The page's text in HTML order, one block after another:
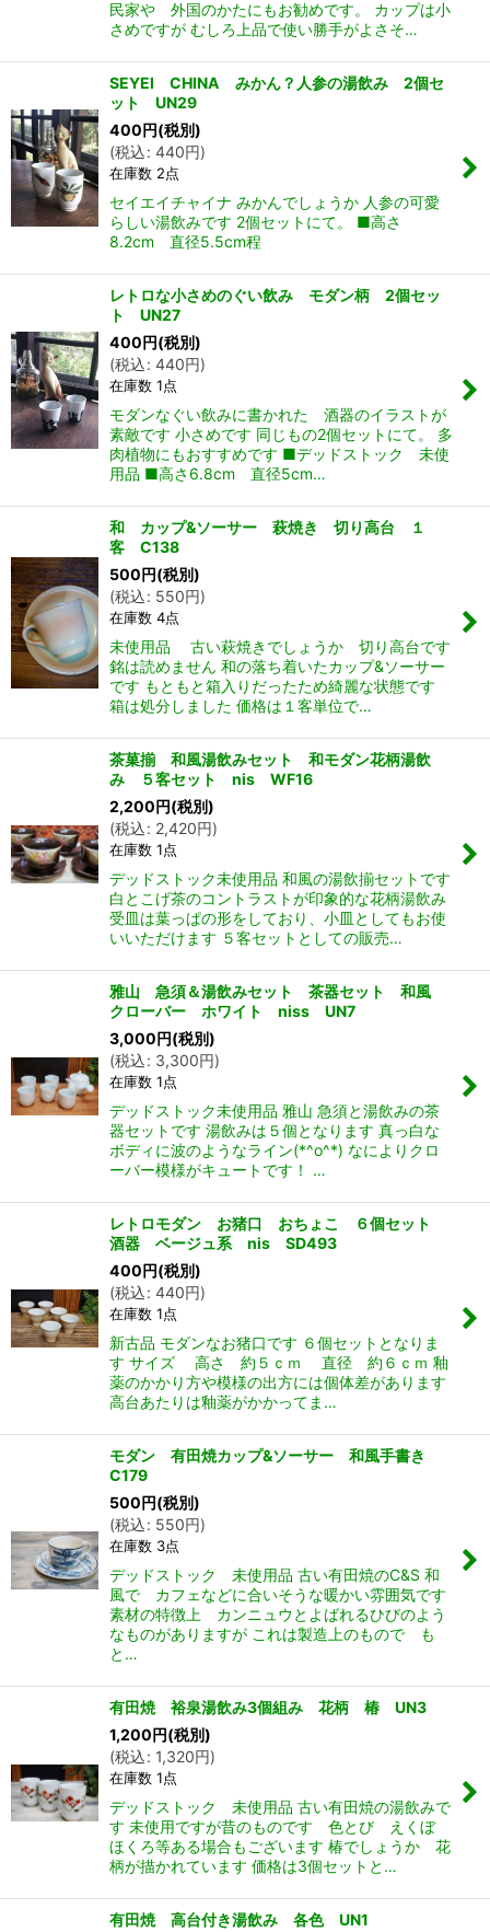
民家や 外国のかたにもお勧めです。 カップは小
さめですが むしろ上品で使い勝手がよさそ…
SEYEI CHINA みかん？人参の湯飲み 2個セ
ット UN29
400円(税別)
(税込: 440円)
在庫数 2点
セイエイチャイナ みかんでしょうか 人参の可愛
らしい湯飲みです 2個セットにて。 ■高さ
8.2cm 直径5.5cm程
レトロな小さめのぐい飲み モダン柄 2個セッ
ト UN27
400円(税別)
(税込: 440円)
在庫数 1点
モダンなぐい飲みに書かれた 酒器のイラストが
素敵です 小さめです 同じもの2個セットにて。 多
肉植物にもおすすめです ■デッドストック 未使
用品 ■高さ6.8cm 直径5cm…
和 カップ&ソーサー 萩焼き 切り高台 １
客 C138
500円(税別)
(税込: 550円)
在庫数 4点
未使用品 古い萩焼きでしょうか 切り高台です
銘は読めません 和の落ち着いたカップ&ソーサー
です もともと箱入りだったため綺麗な状態です
箱は処分しました 価格は１客単位で…
茶菓揃 和風湯飲みセット 和モダン花柄湯飲
み ５客セット nis WF16
2,200円(税別)
(税込: 2,420円)
在庫数 1点
デッドストック未使用品 和風の湯飲揃セットです
白とこげ茶のコントラストが印象的な花柄湯飲み
受皿は葉っぱの形をしており、小皿としてもお使
いいただけます ５客セットとしての販売…
雅山 急須＆湯飲みセット 茶器セット 和風
クローバー ホワイト niss UN7
3,000円(税別)
(税込: 3,300円)
在庫数 1点
デッドストック未使用品 雅山 急須と湯飲みの茶
器セットです 湯飲みは５個となります 真っ白な
ボディに波のようなライン(*^o^*) なによりクロ
ーバー模様がキュートです！ …
レトロモダン お猪口 おちょこ ６個セット
酒器 ベージュ系 nis SD493
400円(税別)
(税込: 440円)
在庫数 1点
新古品 モダンなお猪口です ６個セットとなりま
す サイズ 高さ 約５ｃｍ 直径 約６ｃｍ 釉
薬のかかり方や模様の出方には個体差があります
高台あたりは釉薬がかかってま…
モダン 有田焼カップ&ソーサー 和風手書き
C179
500円(税別)
(税込: 550円)
在庫数 3点
デッドストック 未使用品 古い有田焼のC&S 和
風で カフェなどに合いそうな暖かい雰囲気です
素材の特徴上 カンニュウとよばれるひびのよう
なものがありますが これは製造上のもので も
と…
有田焼 裕泉湯飲み3個組み 花柄 椿 UN3
1,200円(税別)
(税込: 1,320円)
在庫数 1点
デッドストック 未使用品 古い有田焼の湯飲みで
す 未使用ですが昔のものです 色とび えくぼ
ほくろ等ある場合もございます 椿でしょうか 花
柄が描かれています 価格は3個セットと…
有田焼 高台付き湯飲み 各色 UN1